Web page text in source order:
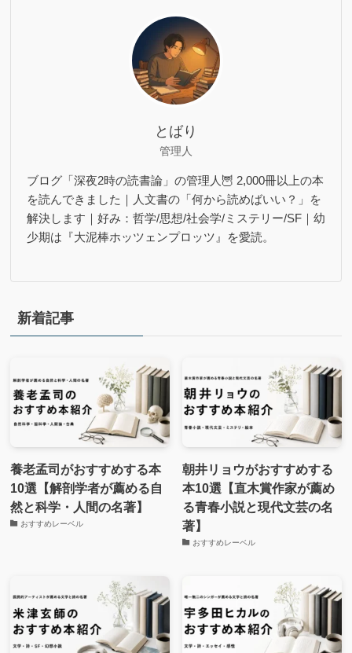
とばり
管理人
ブログ「深夜2時の読書論」の管理人🦉 2,000冊以上の本
を読んできました｜人文書の「何から読めばいい？」を
解決します｜好み：哲学/思想/社会学/ミステリー/SF｜幼
少期は『大泥棒ホッツェンプロッツ』を愛読。
新着記事
養老孟司がおすすめする本
10選【解剖学者が薦める自
然と科学・人間の名著】
おすすめレーベル
朝井リョウがおすすめする
本10選【直木賞作家が薦め
る青春小説と現代文芸の名
著】
おすすめレーベル